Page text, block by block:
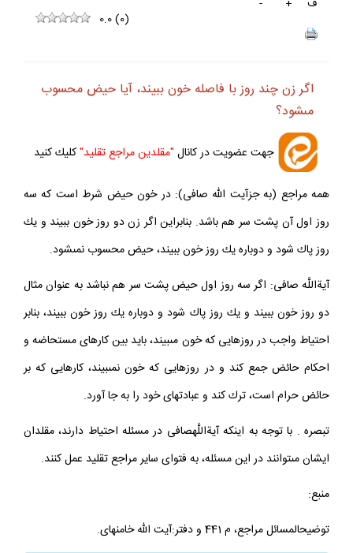
ف
+
-
0.0(0)
اگر زن چند روز با فاصله خون ببيند، آيا حيض محسوب
مى‏شود؟
جهت عضويت در كانال "مقلدين مراجع تقليد"كليك كنيد
همه مراجع (به جزآيت الله صافى): در خون حيض شرط است كه سه
روز اول آن پشت سر هم باشد. بنابراين اگر زن دو روز خون ببيند و يك
روز پاك شود و دوباره يك روز خون ببيند، حيض محسوب نمى‏شود.
آيةاللَّه صافى: اگر سه روز اول حيض پشت سر هم نباشد به عنوان مثال
دو روز خون ببيند و يك روز پاك شود و دوباره يك روز خون ببيند، بنابر
احتياط واجب در روزهايى كه خون مى‏بيند، بايد بين كارهاى مستحاضه و
احكام حائض جمع كند و در روزهايى كه خون نمى‏بيند، كارهايى كه بر
حائض حرام است، ترك كند و عبادت‏هاى خود را به جا آورد.
تبصره . با توجه به اينكه آيةاللَّه‏صافى در مسئله احتياط دارند، مقلدان
ايشان مى‏توانند در اين مسئله، به فتواى ساير مراجع تقليد عمل كنند.
منبع:
توضيح‏المسائل مراجع، م 441 و دفتر:آيت الله خامنه‏اى.